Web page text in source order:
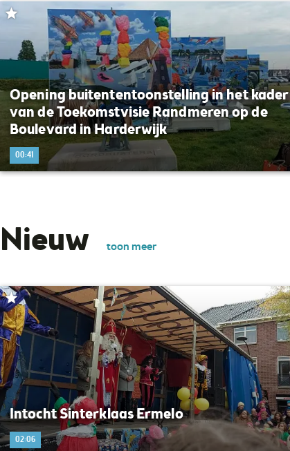
Opening buitententoonstelling in het kader
van de Toekomstvisie Randmeren op de
Boulevard in Harderwijk
00:41
Nieuw toon meer
Intocht Sinterklaas Ermelo
02:06